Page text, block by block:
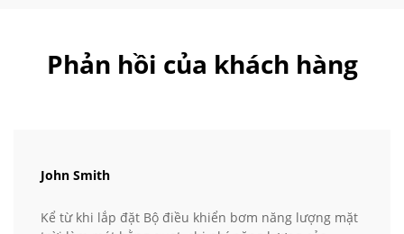
Phản hồi của khách hàng
John Smith
Kể từ khi lắp đặt Bộ điều khiển bơm năng lượng mặt